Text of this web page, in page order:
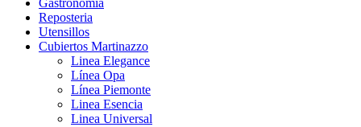
Gastronomia
Reposteria
Utensillos
Cubiertos Martinazzo
Linea Elegance
Línea Opa
Línea Piemonte
Linea Esencia
Linea Universal